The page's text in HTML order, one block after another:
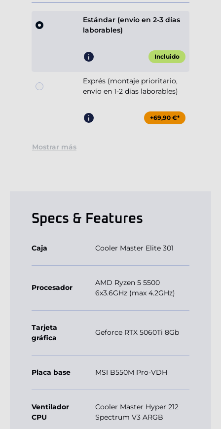
Estándar (envío en 2-3 días
laborables)
Incluido
Exprés (montaje prioritario,
envío en 1-2 días laborables)
+69,90 €*
Mostrar más
Specs & Features
Caja Cooler Master Elite 301
Procesador
AMD Ryzen 5 5500
6x3.6GHz (max 4.2GHz)
Tarjeta
gráfica
Geforce RTX 5060Ti 8Gb
Placa base MSI B550M Pro-VDH
Ventilador
CPU
Cooler Master Hyper 212
Spectrum V3 ARGB